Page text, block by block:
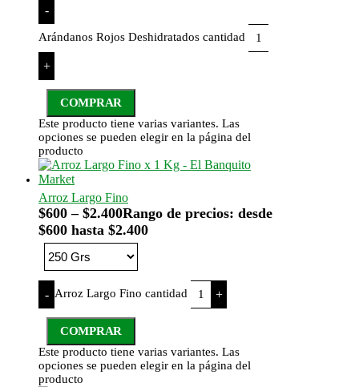
-
Arándanos Rojos Deshidratados cantidad
+
COMPRAR
Este producto tiene varias variantes. Las
opciones se pueden elegir en la página del
producto
Arroz Largo Fino
$600 – $2.400Rango de precios: desde
$600 hasta $2.400
- Arroz Largo Fino cantidad +
COMPRAR
Este producto tiene varias variantes. Las
opciones se pueden elegir en la página del
producto